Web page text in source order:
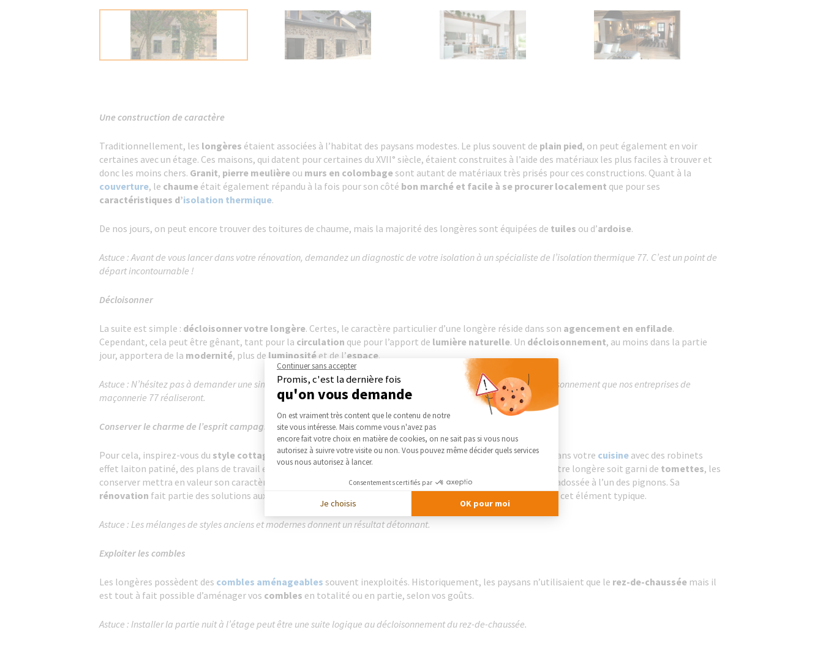
Une construction de caractère
Traditionnellement, les longères étaient associées à l’habitat des paysans modestes. Le plus souvent de plain pied, on peut également en voir
certaines avec un étage. Ces maisons, qui datent pour certaines du XVII° siècle, étaient construites à l’aide des matériaux les plus faciles à trouver et
donc les moins chers. Granit, pierre meulière ou murs en colombagesont autant de matériaux très prisés pour ces constructions. Quant à la
couverture, le chaume était également répandu à la fois pour son côté bon marché et facile à se procurer localement que pour ses
caractéristiques d’isolation thermique.
De nos jours, on peut encore trouver des toitures de chaume, mais la majorité des longères sont équipées de tuiles ou d’ardoise.
Astuce : Avant de vous lancer dans votre rénovation, demandez un diagnostic de votre isolation à un spécialiste de l’isolation thermique 77. C’est un point de
départ incontournable !
Décloisonner
La suite est simple : décloisonner votre longère. Certes, le caractère particulier d’une longère réside dans son agencement en enfilade.
Cependant, cela peut être gênant, tant pour la circulation que pour l’apport de lumière naturelle. Un décloisonnement, au moins dans la partie
jour, apportera de la modernité, plus de luminositéet de l’espace.
Astuce : N’hésitez pas à demander une simulation 3D pour avoir un aperçu de ce que donnera le résultat d’un décloisonnement que nos entreprises de
maçonnerie 77 réaliseront.
Conserver le charme de l’esprit campagnard
Pour cela, inspirez-vous du style cottage . Descouleurs douces, desmatériaux naturels, un évier de ferme dans votre cuisine avec des robinets
effet laiton patiné, des plans de travail en bois façon billot de boucher… Si vous avez la chance que le sol de votre longère soit garni de tomettes, les
conserver mettra en valeur son caractère ancien. Les longères étaient régulièrement dotées d’une
adossée à l’un des pignons. Sa
rénovation fait partie des solutions aux bénéfices multiples : une partie de votre maison et valoriser cet élément typique.
Astuce : Les mélanges de styles anciens et modernes donnent un résultat détonnant.
Exploiter les combles
Les longères possèdent des combles aménageables souvent inexploités. Historiquement, les paysans n’utilisaient que le rez-de-chaussée mais il
est tout à fait possible d’aménager vos combles en totalité ou en partie, selon vos goûts.
Astuce : Installer la partie nuit à l’étage peut être une suite logique au décloisonnement du rez-de-chaussée.
Continuer sans accepter
Promis, c'est la dernière fois
qu'on vous demande
Plateforme de Gestion du Consentement : Personnalisez vos Options
On est vraiment très content que le contenu de notre
site vous intéresse. Mais comme vous n'avez pas
encore fait votre choix en matière de cookies, on ne sait pas si vous nous
autorisez à suivre votre visite ou non. Vous pouvez même décider quels services
vous nous autorisez à lancer.
Consentements certifiés par
Je choisis OK pour moi
Axeptio consent